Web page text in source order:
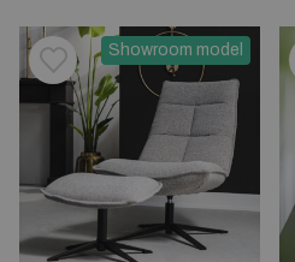
Showroom model
Toevoegen aan verlanglijstje
Verwijderen van verlanglijst